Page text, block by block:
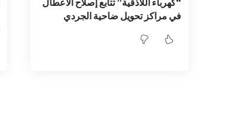
في مراكز تحويل ضاحية الجردي